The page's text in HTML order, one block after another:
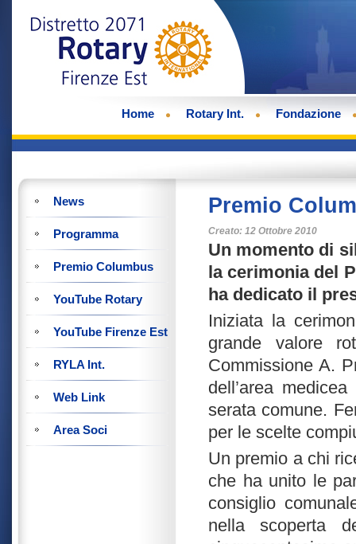
Home Rotary Int. Fondazione
News
Programma
Premio Columbus
YouTube Rotary
YouTube Firenze Est
RYLA Int.
Web Link
Area Soci
Premio
Creato: 12 Ottobre 2010
Un momento di
la cerimonia del
ha dedicato il
Iniziata la
grande valore
Commissione A.
dell’area
serata comune.
per le scelte
Un premio a chi r
che ha unito le
consiglio
nella scoperta